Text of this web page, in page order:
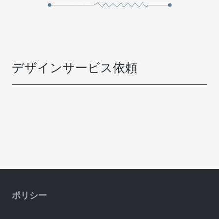
デザインサービス依頼
ポリシー